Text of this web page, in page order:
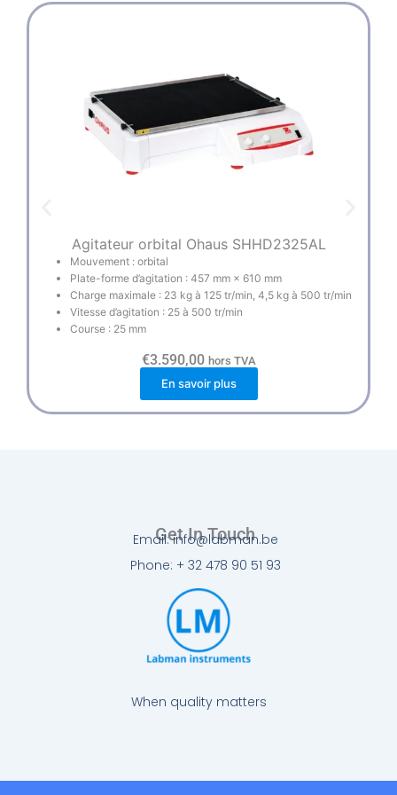
Agitateur orbital Ohaus SHHD2325AL
Mouvement : orbital
Plate-forme d’agitation : 457 mm × 610 mm
Charge maximale : 23 kg à 125 tr/min, 4,5 kg à 500 tr/min
Vitesse d’agitation : 25 à 500 tr/min
Course : 25 mm
€3.590,00 hors TVA
En savoir plus
When quality matters
Get In Touch
Email: info@labman.be
Phone: + 32 478 90 51 93